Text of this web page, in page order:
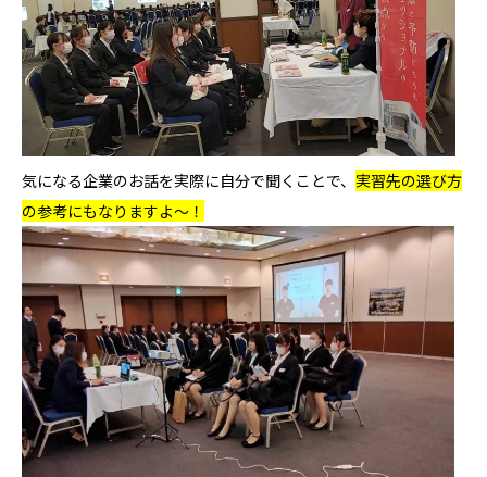
気になる企業のお話を実際に自分で聞くことで、 実習先の選び方
の参考にもなりますよ～！